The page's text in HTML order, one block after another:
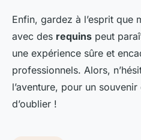
Enfin, gardez à l’esprit que
avec des requins peut
une expérience sûre et
professionnels. Alors,
l’aventure, pour un
d’oublier !